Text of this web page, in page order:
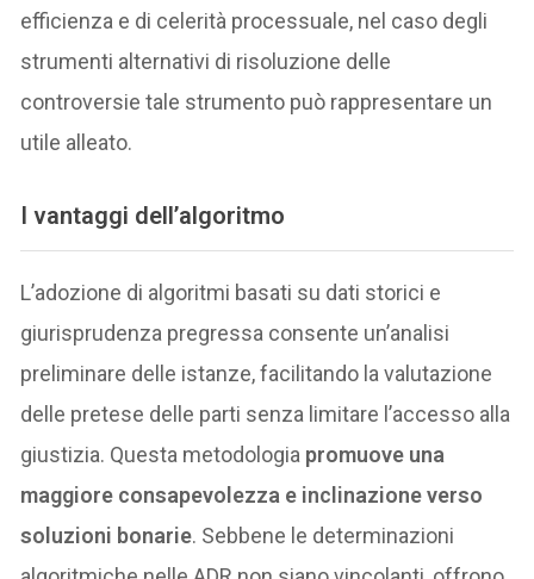
efficienza e di celerità processuale, nel caso degli
strumenti alternativi di risoluzione delle
controversie tale strumento può rappresentare un
utile alleato.
I vantaggi dell’algoritmo
L’adozione di algoritmi basati su dati storici e
giurisprudenza pregressa consente un’analisi
preliminare delle istanze, facilitando la valutazione
delle pretese delle parti senza limitare l’accesso alla
giustizia. Questa metodologia promuove una
maggiore consapevolezza e inclinazione verso
soluzioni bonarie. Sebbene le determinazioni